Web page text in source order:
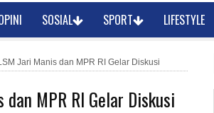
SOSIAL SPORT LIFESTYLE
Jari Manis dan MPR RI Gelar Diskusi
MPR RI Gelar Diskusi